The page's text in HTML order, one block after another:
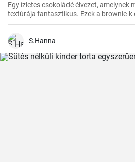
Egy ízletes csokoládé élvezet, amelynek
textúrája fantasztikus. Ezek a brownie-k
elkészíthetőek, de ugyanolyan finomak,
nassolásra.
S.Hanna